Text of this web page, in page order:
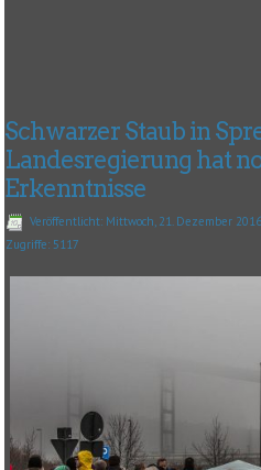
Schwarzer Staub in
Landesregierung hat
Erkenntnisse
Veröffentlicht: Mittwoch, 21. Dezember
Zugriffe: 5117